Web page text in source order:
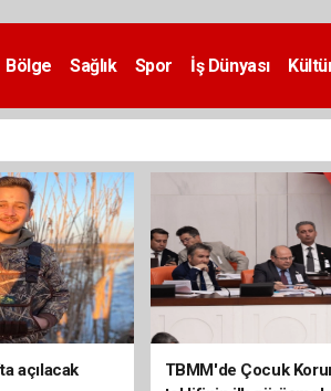
Bölge Sağlık Spor İş Dünyası
açılacak
TBMM'de Çocuk